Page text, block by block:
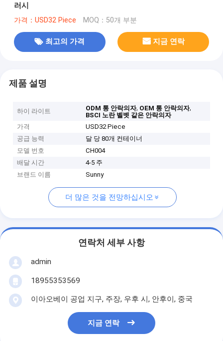
러시
가격：USD32 Piece MOQ：50개 부분
최고의 가격 지금 연락
제품 설명
하이 라이트 ODM 통 안락의자, OEM 통 안락의자,
BSCI 노란 벨벳 같은 안락의자
가격
USD32 Piece
공급 능력
달 당 80개 컨테이너
모델 번호
CH004
배달 시간
4-5 주
브랜드 이름
Sunny
더 많은 것을 전망하십시오
연락처 세부 사항
admin
18955353569
이아오베이 공업 지구, 주장, 우후 시, 안후이, 중국
지금 연락